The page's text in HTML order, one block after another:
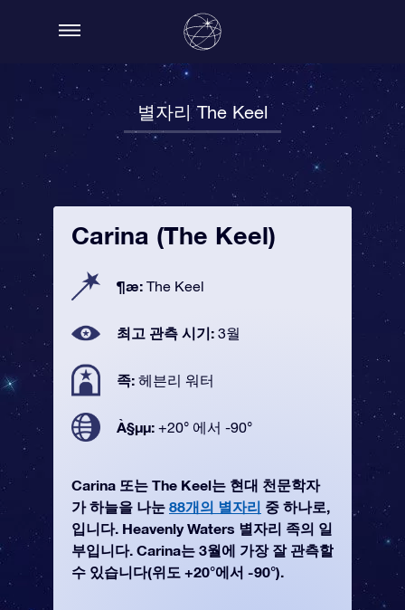
별자리 The Keel
Carina (The Keel)
¶æ: The Keel
최고 관측 시기: 3월
족: 헤븐리 워터
À§µµ: +20° 에서 -90°
Carina 또는 The Keel는 현대 천문학자
가 하늘을 나눈 88개의 별자리 중 하나로,
입니다. Heavenly Waters 별자리 족의 일
부입니다. Carina는 3월에 가장 잘 관측할
수 있습니다(위도 +20°에서 -90°).